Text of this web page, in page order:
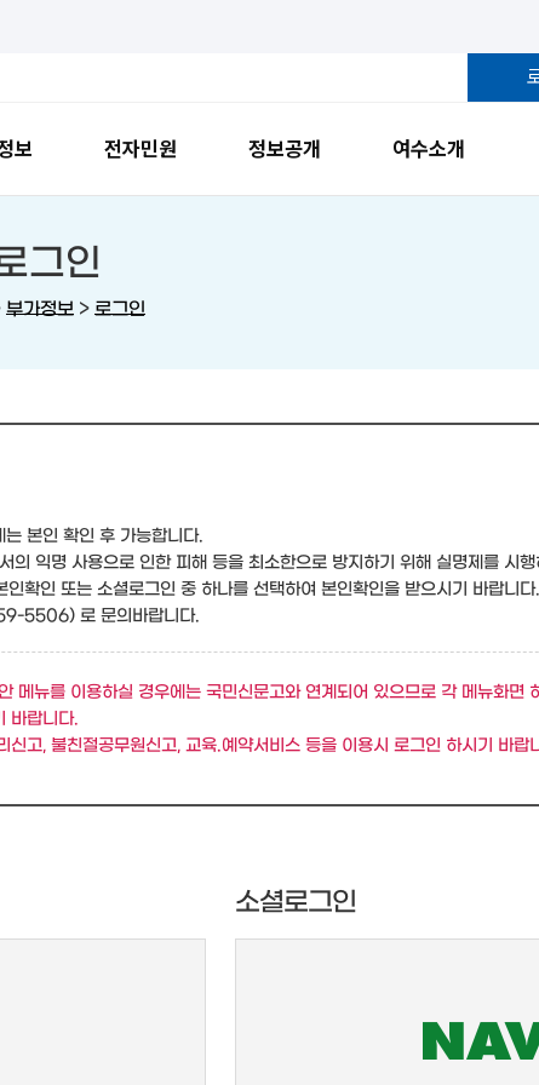
보 전자민원 정보공개 여수소개
그인
부가정보 > 로그인
본인 확인 후 가능합니다.
의 익명 사용으로 인한 피해 등을 최소한으로 방지하기 위해 실명제를 시행
확인 또는 소셜로그인 중 하나를 선택하여 본인확인을 받으시기 바랍니다.
5506) 로 문의바랍니다.
메뉴를 이용하실 경우에는 국민신문고와 연계되어 있으므로 각 메뉴화면
바랍니다.
신고, 불친절공무원신고, 교육.예약서비스 등을 이용시 로그인 하시기 바랍
소셜로그인